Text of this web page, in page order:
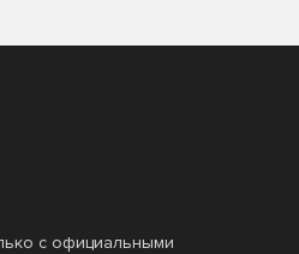
с официальными